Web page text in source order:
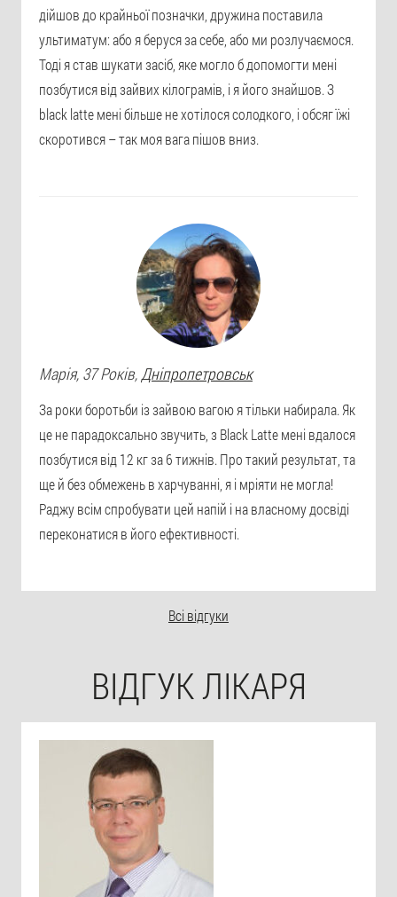
дійшов до крайньої позначки, дружина поставила
ультиматум: або я беруся за себе, або ми розлучаємося.
Тоді я став шукати засіб, яке могло б допомогти мені
позбутися від зайвих кілограмів, і я його знайшов. З
black latte мені більше не хотілося солодкого, і обсяг їжі
скоротився – так моя вага пішов вниз.
Марія, 37 Років,Дніпропетровськ
За роки боротьби із зайвою вагою я тільки набирала. Як
це не парадоксально звучить, з Black Latte мені вдалося
позбутися від 12 кг за 6 тижнів. Про такий результат, та
ще й без обмежень в харчуванні, я і мріяти не могла!
Раджу всім спробувати цей напій і на власному досвіді
переконатися в його ефективності.
Всі відгуки
ВІДГУК ЛІКАРЯ